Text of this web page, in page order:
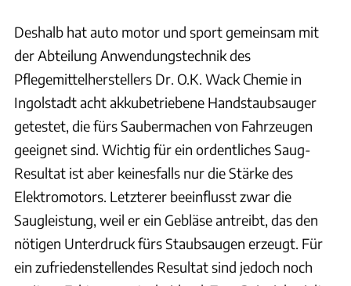
Deshalb hat auto motor und sport gemeinsam mit
der Abteilung Anwendungstechnik des
Pflegemittelherstellers Dr. O.K. Wack Chemie in
Ingolstadt acht akkubetriebene Handstaubsauger
getestet, die fürs Saubermachen von Fahrzeugen
geeignet sind. Wichtig für ein ordentliches Saug-
Resultat ist aber keinesfalls nur die Stärke des
Elektromotors. Letzterer beeinflusst zwar die
Saugleistung, weil er ein Gebläse antreibt, das den
nötigen Unterdruck fürs Staubsaugen erzeugt. Für
ein zufriedenstellendes Resultat sind jedoch noch